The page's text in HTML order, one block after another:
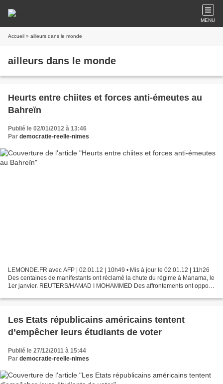
MENU
Accueil » ailleurs dans le monde
ailleurs dans le monde
Heurts entre chiites et forces anti-émeutes au
Bahreïn
Publié le 02/01/2012 à 13:46
Par democratie-reelle-nimes
LEMONDE.FR avec AFP | 02.01.12 | 10h49 • Mis à jour le 02.01.12 | 11h26
Des centaines de manifestants ont réclamé la chute du régime à Manama, le
1er janvier. REUTERS/HAMAD I MOHAMMED Des affrontements ont opposé
Les Etats républicains américains tentent
d’empêcher leurs étudiants de voter
Publié le 27/12/2011 à 15:44
Par democratie-reelle-nimes